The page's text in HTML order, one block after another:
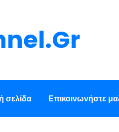
σελίδα Επικοινωνήστε